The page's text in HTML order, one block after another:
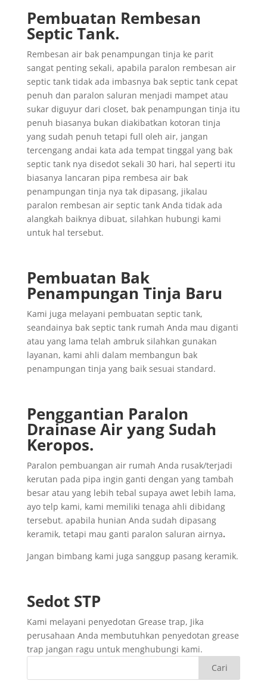
Pembuatan Rembesan
Septic Tank.
Rembesan air bak penampungan tinja ke parit
sangat penting sekali, apabila paralon rembesan air
septic tank tidak ada imbasnya bak septic tank cepat
penuh dan paralon saluran menjadi mampet atau
sukar diguyur dari closet, bak penampungan tinja itu
penuh biasanya bukan diakibatkan kotoran tinja
yang sudah penuh tetapi full oleh air, jangan
tercengang andai kata ada tempat tinggal yang bak
septic tank nya disedot sekali 30 hari, hal seperti itu
biasanya lancaran pipa rembesa air bak
penampungan tinja nya tak dipasang, jikalau
paralon rembesan air septic tank Anda tidak ada
alangkah baiknya dibuat, silahkan hubungi kami
untuk hal tersebut.
Pembuatan Bak
Penampungan Tinja Baru
Kami juga melayani pembuatan septic tank,
seandainya bak septic tank rumah Anda mau diganti
atau yang lama telah ambruk silahkan gunakan
layanan, kami ahli dalam membangun bak
penampungan tinja yang baik sesuai standard.
Penggantian Paralon
DrainaseAir yang Sudah
Keropos.
Paralon pembuangan air rumah Anda rusak/terjadi
kerutan pada pipa ingin ganti dengan yang tambah
besar atau yang lebih tebal supaya awet lebih lama,
ayo telp kami, kami memiliki tenaga ahli dibidang
tersebut. apabila hunian Anda sudah dipasang
keramik, tetapi mau ganti paralon saluran airnya.
Jangan bimbang kami juga sanggup pasang keramik.
Sedot STP
Kami melayani penyedotan Grease trap, Jika
perusahaan Anda membutuhkan penyedotan grease
trap jangan ragu untuk menghubungi kami.